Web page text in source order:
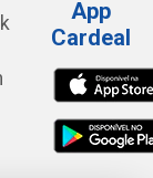
App
Cardeal